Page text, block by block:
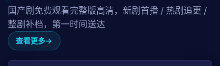
国产剧免费观看完整版高清，新剧首播 / 热剧追更 /
整剧补档，第一时间送达
查看更多